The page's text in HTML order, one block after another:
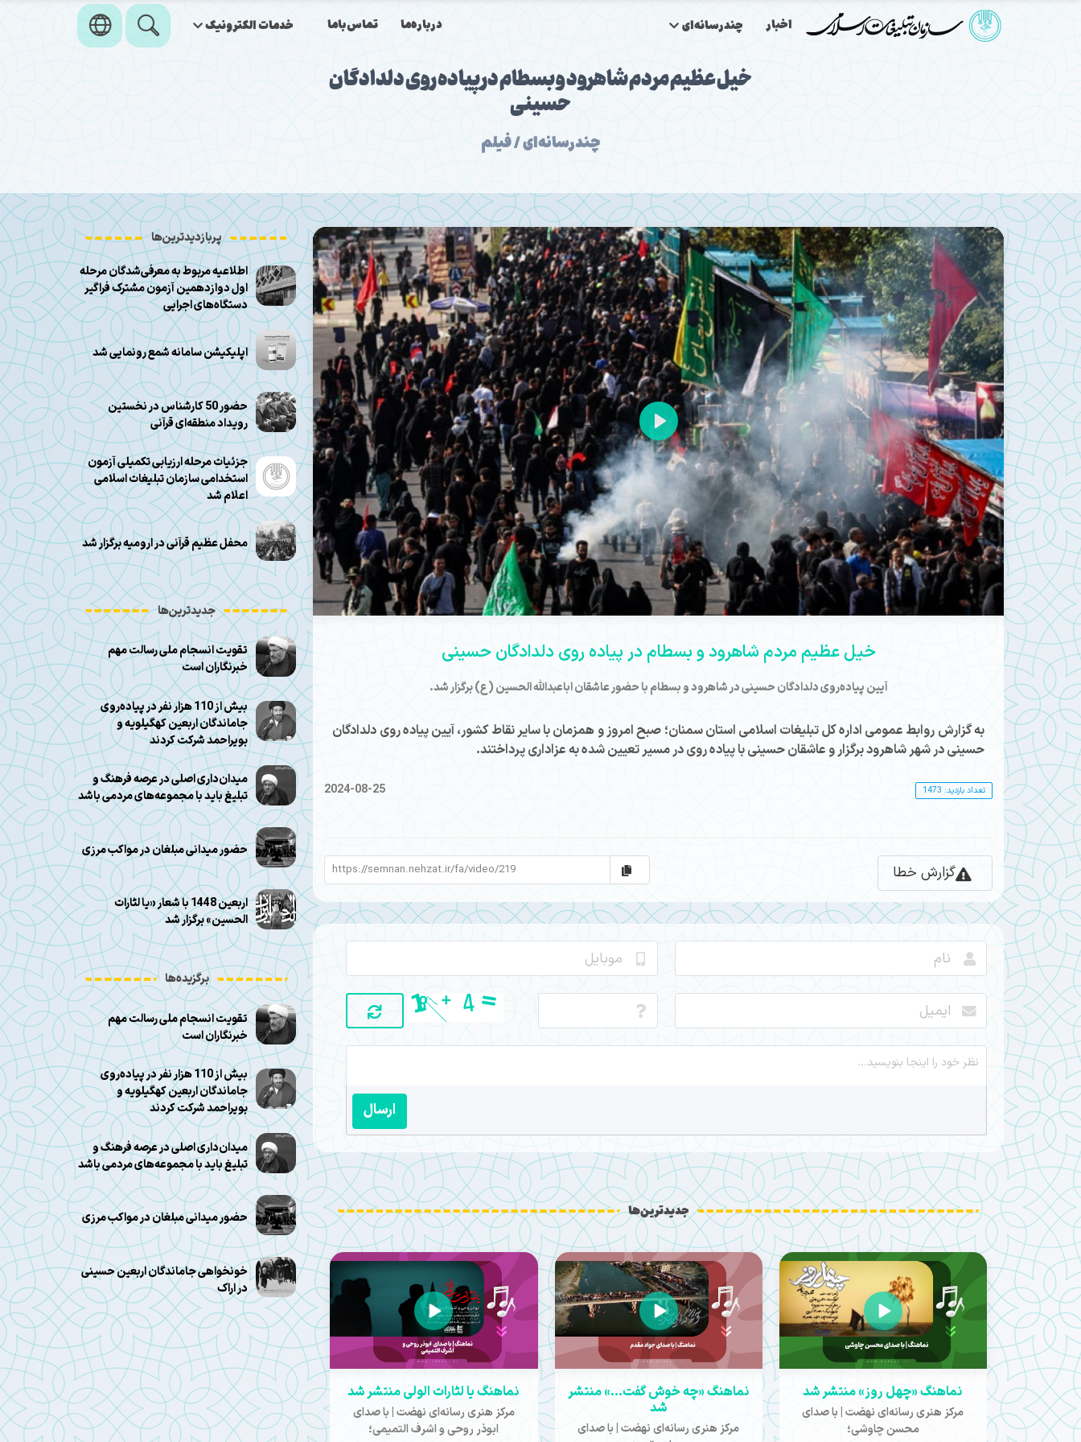
اخبار چندرسانه‌ای درباره‌ما تماس‌باما خدمات الکترونیک
خیل عظیم مردم شاهرود و بسطام در پیاده روی دلدادگان
حسینی
چندرسانه‌ای / فیلم
Mute
Play
خیل عظیم مردم شاهرود و بسطام در پیاده روی دلدادگان حسینی
آیین پیاده‌روی دلدادگان حسینی در شاهرود و بسطام با حضور عاشقان اباعبدالله الحسین (ع) برگزار شد.
به گزارش روابط عمومی اداره کل تبلیغات اسلامی استان سمنان؛ صبح امروز و همزمان با سایر نقاط کشور، آیین پیاده روی دلدادگان
حسینی در شهر شاهرود برگزار و عاشقان حسینی با پیاده روی در مسیر تعیین شده به عزاداری پرداختند.
2024-08-25 تعداد بازدید: 1473
گزارش خطا
ارسال
جدیدترین‌ها
نماهنگ «چهل روز» منتشر شد
مرکز هنری رسانه‌ای نهضت | با صدای
محسن چاوشی؛
نماهنگ «چه خوش گفت...» منتشر
شد
مرکز هنری رسانه‌ای نهضت | با صدای
نماهنگ یا لثارات الولی منتشر شد
مرکز هنری رسانه‌ای نهضت | با صدای
ابوذر روحی و اشرف التمیمی؛
پربازدیدترین‌ها
اطلاعیه مربوط به معرفی‌شدگان مرحله
اول دوازدهمین آزمون مشترک فراگیر
دستگاه‌های اجرایی
اپلیکیشن سامانه شمع رونمایی شد
حضور 50 کارشناس در نخستین
رویداد منطقه‌ای قرآنی
جزئیات مرحله ارزیابی تکمیلی آزمون
استخدامی سازمان تبلیغات اسلامی
اعلام شد
محفل عظیم قرآنی در ارومیه برگزار شد
جدیدترین‌ها
تقویت انسجام ملی رسالت مهم
خبرنگاران است
بیش از 110 هزار نفر در پیاده‌روی
جاماندگان اربعین کهگیلویه و
بویراحمد شرکت کردند
میدان‌داری اصلی در عرصه فرهنگ و
تبلیغ باید با مجموعه‌های مردمی باشد
حضور میدانی مبلغان در مواکب مرزی
اربعین 1448 با شعار «یا لثارات
الحسین» برگزار شد
برگزیده‌ها
تقویت انسجام ملی رسالت مهم
خبرنگاران است
بیش از 110 هزار نفر در پیاده‌روی
جاماندگان اربعین کهگیلویه و
بویراحمد شرکت کردند
میدان‌داری اصلی در عرصه فرهنگ و
تبلیغ باید با مجموعه‌های مردمی باشد
حضور میدانی مبلغان در مواکب مرزی
خونخواهی جاماندگان اربعین حسینی
در اراک